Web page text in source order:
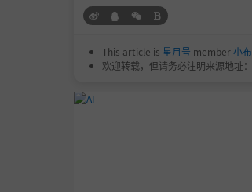
This article is 星月号 member小布
欢迎转载，但请务必注明来源地址：